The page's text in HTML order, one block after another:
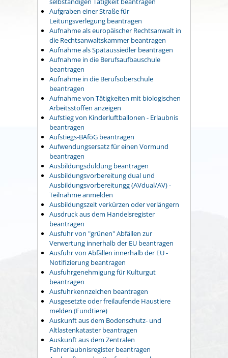
Aufgraben einer Straße für
Leitungsverlegung beantragen
Aufnahme als europäischer Rechtsanwalt in
die Rechtsanwaltskammer beantragen
Aufnahme als Spätaussiedler beantragen
Aufnahme in die Berufsaufbauschule
beantragen
Aufnahme in die Berufsoberschule
beantragen
Aufnahme von Tätigkeiten mit biologischen
Arbeitsstoffen anzeigen
Aufstieg von Kinderluftballonen - Erlaubnis
beantragen
Aufstiegs-BAföG beantragen
Aufwendungsersatz für einen Vormund
beantragen
Ausbildungsduldung beantragen
Ausbildungsvorbereitung dual und
Ausbildungsvorbereitungg (AVdual/AV) -
Teilnahme anmelden
Ausbildungszeit verkürzen oder verlängern
Ausdruck aus dem Handelsregister
beantragen
Ausfuhr von "grünen" Abfällen zur
Verwertung innerhalb der EU beantragen
Ausfuhr von Abfällen innerhalb der EU -
Notifizierung beantragen
Ausfuhrgenehmigung für Kulturgut
beantragen
Ausfuhrkennzeichen beantragen
Ausgesetzte oder freilaufende Haustiere
melden (Fundtiere)
Auskunft aus dem Bodenschutz- und
Altlastenkataster beantragen
Auskunft aus dem Zentralen
Fahrerlaubnisregister beantragen